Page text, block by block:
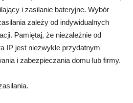
i zasilanie bateryjne. Wybór
zależy od indywidualnych
Pamiętaj, że niezależnie od
IP jest niezwykle przydatnym
i zabezpieczania domu lub firmy.